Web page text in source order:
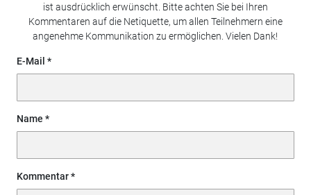
ist ausdrücklich erwünscht. Bitte achten Sie bei Ihren
Kommentaren auf die Netiquette, um allen Teilnehmern eine
angenehme Kommunikation zu ermöglichen. Vielen Dank!
E-Mail
Name
Kommentar